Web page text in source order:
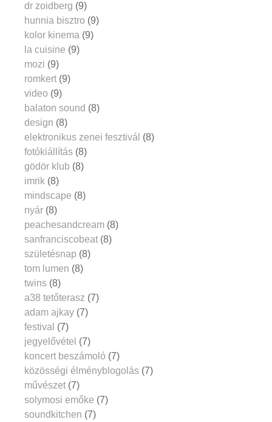
dr zoidberg (9)
hunnia bisztro (9)
kolor kinema (9)
la cuisine (9)
mozi (9)
romkert (9)
video (9)
balaton sound (8)
design (8)
elektronikus zenei fesztivál (8)
fotókiállítás (8)
gödör klub (8)
imrik (8)
mindscape (8)
nyár (8)
peachesandcream (8)
sanfranciscobeat (8)
születésnap (8)
tom lumen (8)
twins (8)
a38 tetőterasz (7)
adam ajkay (7)
festival (7)
jegyelővétel (7)
koncert beszámoló (7)
közösségi élményblogolás (7)
művészet (7)
solymosi emőke (7)
soundkitchen (7)